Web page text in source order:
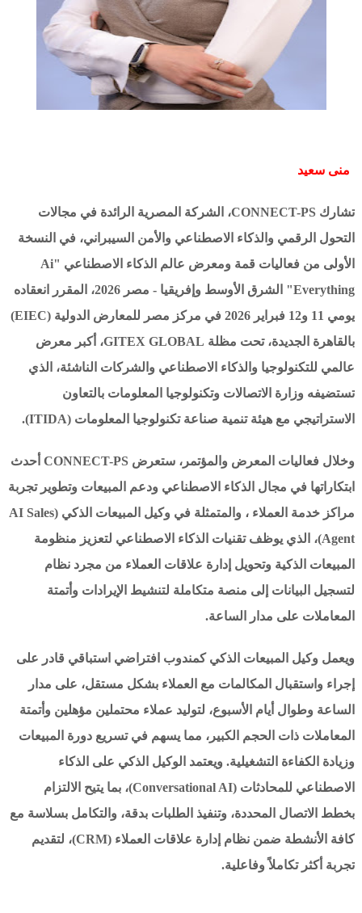
منى سعيد
تشارك CONNECT-PS، الشركة المصرية الرائدة في مجالات
التحول الرقمي والذكاء الاصطناعي والأمن السيبراني، في النسخة
الأولى من فعاليات قمة ومعرض عالم الذكاء الاصطناعي "Ai
Everything" الشرق الأوسط وإفريقيا - مصر 2026، المقرر انعقاده
يومي 11 و12 فبراير 2026 في مركز مصر للمعارض الدولية (EIEC)
بالقاهرة الجديدة، تحت مظلة GITEX GLOBAL، أكبر معرض
عالمي للتكنولوجيا والذكاء الاصطناعي والشركات الناشئة، الذي
تستضيفه وزارة الاتصالات وتكنولوجيا المعلومات بالتعاون
الاستراتيجي مع هيئة تنمية صناعة تكنولوجيا المعلومات (ITIDA).
وخلال فعاليات المعرض والمؤتمر، ستعرض CONNECT-PS أحدث
ابتكاراتها في مجال الذكاء الاصطناعي ودعم المبيعات وتطوير تجربة
مراكز خدمة العملاء ، والمتمثلة في وكيل المبيعات الذكي (AI Sales
Agent)، الذي يوظف تقنيات الذكاء الاصطناعي لتعزيز منظومة
المبيعات الذكية وتحويل إدارة علاقات العملاء من مجرد نظام
لتسجيل البيانات إلى منصة متكاملة لتنشيط الإيرادات وأتمتة
المعاملات على مدار الساعة.
ويعمل وكيل المبيعات الذكي كمندوب افتراضي استباقي قادر على
إجراء واستقبال المكالمات مع العملاء بشكل مستقل، على مدار
الساعة وطوال أيام الأسبوع، لتوليد عملاء محتملين مؤهلين وأتمتة
المعاملات ذات الحجم الكبير، مما يسهم في تسريع دورة المبيعات
وزيادة الكفاءة التشغيلية. ويعتمد الوكيل الذكي على الذكاء
الاصطناعي للمحادثات (Conversational AI)، بما يتيح الالتزام
بخطط الاتصال المحددة، وتنفيذ الطلبات بدقة، والتكامل بسلاسة مع
كافة الأنشطة ضمن نظام إدارة علاقات العملاء (CRM)، لتقديم
تجربة أكثر تكاملاً وفاعلية.